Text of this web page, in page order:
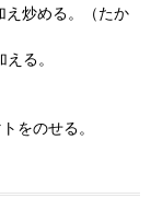
え炒める。（たか
る。
をのせる。